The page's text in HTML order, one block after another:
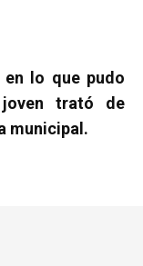
lo que pudo
trató de
municipal.